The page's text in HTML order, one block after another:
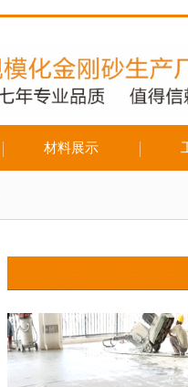
材料展示